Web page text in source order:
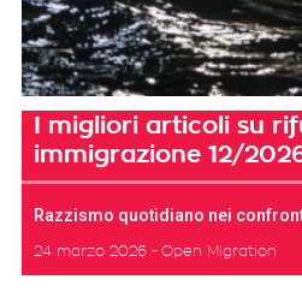
I migliori articoli su
immigrazione 12/
Razzismo quotidiano nei
24 marzo 2026 Open Migration